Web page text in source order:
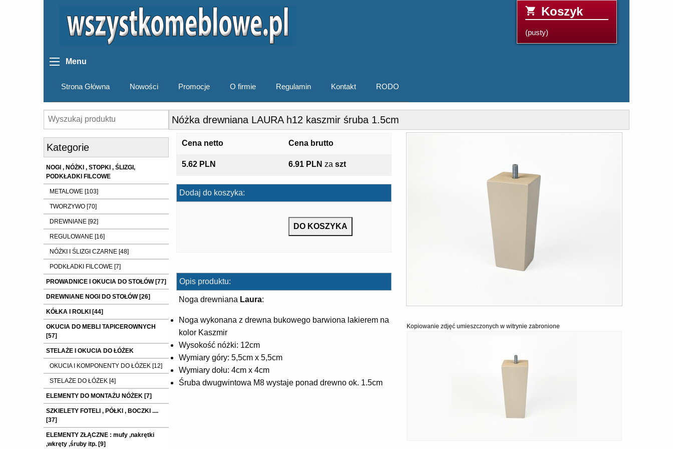
Koszyk
(pusty)
Menu
Strona Główna Nowości Promocje O firmie Regulamin Kontakt RODO
Kategorie
NOGI , NÓŻKI , STOPKI , ŚLIZGI,
PODKŁADKI FILCOWE
METALOWE [103]
TWORZYWO [70]
DREWNIANE [92]
REGULOWANE [16]
NÓŻKI I ŚLIZGI CZARNE [48]
PODKŁADKI FILCOWE [7]
PROWADNICE I OKUCIA DO STOŁÓW [77]
DREWNIANE NOGI DO STOŁÓW [26]
KÓŁKA I ROLKI [44]
OKUCIA DO MEBLI TAPICEROWNYCH
[57]
STELAŻE I OKUCIA DO ŁÓŻEK
OKUCIA I KOMPONENTY DO ŁÓZEK [12]
STELAŻE DO ŁÓŻEK [4]
ELEMENTY DO MONTAŻU NÓŻEK [7]
SZKIELETY FOTELI , PÓŁKI , BOCZKI ....
[37]
ELEMENTY ZŁĄCZNE : mufy ,nakrętki
,wkręty ,śruby itp. [9]
Nóżka drewniana LAURA h12 kaszmir śruba 1.5cm
Cena netto Cena brutto
5.62 PLN 6.91 PLN za szt
Dodaj do koszyka:
Opis produktu:
Noga drewniana Laura:
Noga wykonana z drewna bukowego barwiona lakierem na
kolor Kaszmir
Wysokość nóżki: 12cm
Wymiary góry: 5,5cm x 5,5cm
Wymiary dołu: 4cm x 4cm
Śruba dwugwintowa M8 wystaje ponad drewno ok. 1.5cm
Kopiowanie zdjęć umieszczonych w witrynie zabronione